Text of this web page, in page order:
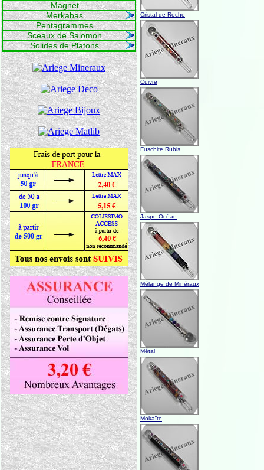
Magnet
Merkabas
Pentagrammes
Sceaux de Salomon
Solides de Platons
Cristal de Roche
Cuivre
Fuschite Rubis
Jaspe Océan
Mélange de Minéraux
Métal
Mokaïte